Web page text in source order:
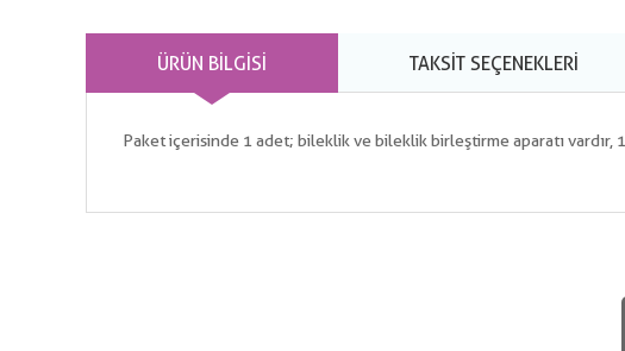
ÜRÜN BILGISI TAKSIT SEÇENEKLERI
Paket içerisinde 1 adet; bileklik ve bileklik birleştirme aparatı vardır,